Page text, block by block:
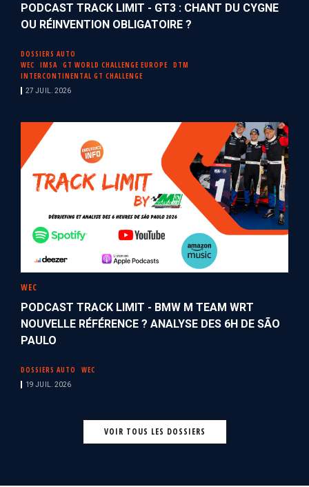
PODCAST TRACK LIMIT - GT3 : CHANT DU CYGNE
OU RÉINVENTION OBLIGATOIRE ?
DOSSIERS AUTO
WEC
IMSA GT WORLD CHALLENGE EUROPE
DTM
INTERCONTINENTAL GT CHALLENGE
27 JUIL. 2026
WEC
PODCAST TRACK LIMIT - BMW M TEAM WRT
NOUVELLE RÉFÉRENCE ? ANALYSE DES 6H DE SÃO
PAULO
DOSSIERS AUTO WEC
19 JUIL. 2026
VOIR TOUS LES DOSSIERS